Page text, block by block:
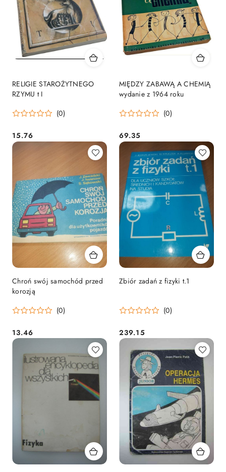
RELIGIE STAROŻYTNEGO
RZYMU t I
(0)
Cena:
15.76
MIĘDZY ZABAWĄ A CHEMIĄ
wydanie z 1964 roku
(0)
Cena:
69.35
Chroń swój samochód przed
korozją
(0)
Cena:
13.46
Zbiór zadań z fizyki t.1
(0)
Cena:
239.15